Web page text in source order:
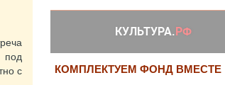
искусству
библиографический
пособия
под
с
КОМПЛЕКТУЕМ ФОНД ВМЕСТЕ